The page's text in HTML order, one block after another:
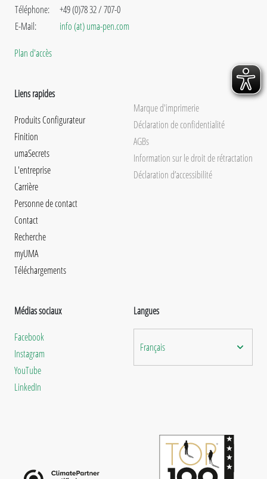
Téléphone:
E-Mail:
+49 (0)78 32 / 707-0
info (at) uma-pen.com
Plan d'accès
Liens rapides
Produits Configurateur
Finition
umaSecrets
L'entreprise
Carrière
Personne de contact
Contact
Recherche
myUMA
Téléchargements
Marque d'imprimerie
Déclaration de confidentialité
AGBs
Information sur le droit de rétractation
Déclaration d’accessibilité
Médias sociaux
Facebook
Instagram
YouTube
LinkedIn
Langues
Français